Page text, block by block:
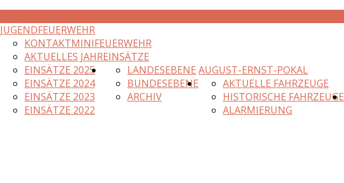
JUGENDFEUERWEHR
MINIFEUERWEHR
KONTAKT
EINSÄTZE
AKTUELLES JAHR
EINSÄTZE 2025
EINSÄTZE 2024
EINSÄTZE 2023
EINSÄTZE 2022
AUGUST-ERNST-POKAL
LANDESEBENE
BUNDESEBENE
ARCHIV
AKTUELLE FAHRZEUGE
HISTORISCHE FAHRZEUGE
ALARMIERUNG